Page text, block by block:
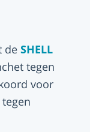
de SHELL
tegen
voor